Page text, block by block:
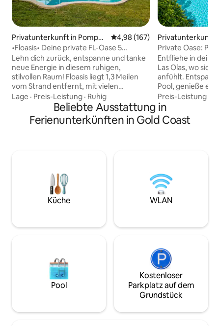
Privatunterkunft in Pompan
o Beach
Durchschnittliche Bewertung:
4,98 (167)
•Floasis• Deine private FL-Oase 5
Minuten vom Strand entfernt!
Lehn dich zurück, entspanne und tanke
neue Energie in diesem ruhigen,
stilvollen Raum! Floasis liegt 1,3 Meilen
vom Strand entfernt, mit vielen
Aktivitäten, Restaurants und
Geschäften in der Nähe … aber ehrlich
gesagt, sobald du ankommst, wirst du
das Haus nicht mehr verlassen wollen!
können, auf der du Yoga machen, dich
entspannen oder einfach nur das
Wetter in Florida genießen kannst! Es ist
Lage · Preis-Leistung · Ruhig
Privatunterkunft
dale
Private Oase:
Strandnähe
Entfliehe in deine
Las Olas, wo sich
anfühlt. Entspanne dich am beheizten
Pool, genieße ein
erfreue dich an
Garten, der für
Momente
dem Pavillon,
ein Abenteuer
ruhigen Abenden
völliger Privatsphäre
Preis-Leistung
Beliebte Ausstattung in
Ferienunterkünften in Gold Coast
Küche WLAN
Pool
Kostenloser
Parkplatz auf dem
Grundstück